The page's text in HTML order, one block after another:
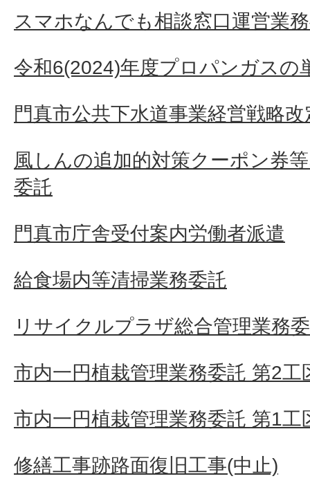
スマホなんでも相談窓口運営業
令和6(2024)年度プロパンガスの
門真市公共下水道事業経営戦略
風しんの追加的対策クーポン券
委託
門真市庁舎受付案内労働者派遣
給食場内等清掃業務委託
リサイクルプラザ総合管理業務
市内一円植栽管理業務委託 第2工
市内一円植栽管理業務委託 第1工
修繕工事跡路面復旧工事(中止)